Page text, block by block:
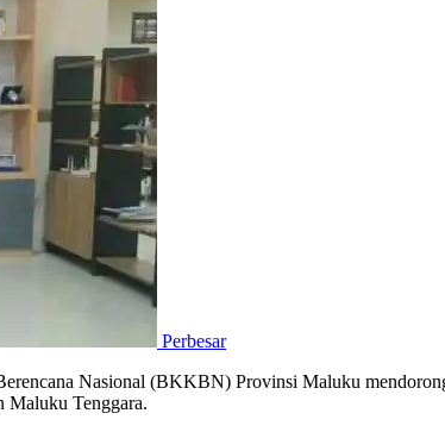
Perbesar
Nasional (BKKBN) Provinsi Maluku
Maluku Tenggara.